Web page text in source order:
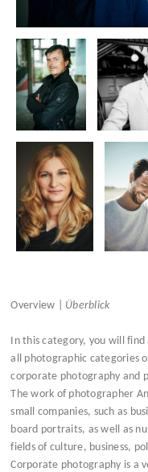
Overview | Überblick
In this category, you will
all photographic categories
corporate photography and
The work of photographer
small companies, such as
board portraits, as well as
fields of culture, business,
Corporate photography is a